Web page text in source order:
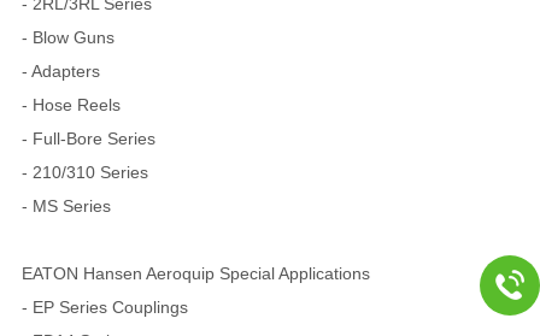
- Blow Guns
- Adapters
- Hose Reels
- Full-Bore Series
- 210/310 Series
- MS Series
EATON Hansen Aeroquip Special Applications
- EP Series Couplings